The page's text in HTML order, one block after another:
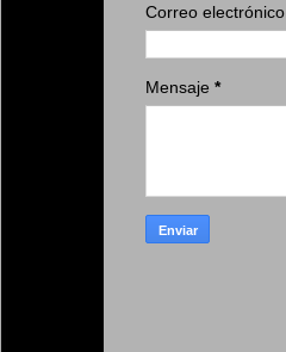
Correo electrónico
Mensaje *